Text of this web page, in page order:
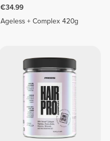
€34.99
Ageless + Complex 420g